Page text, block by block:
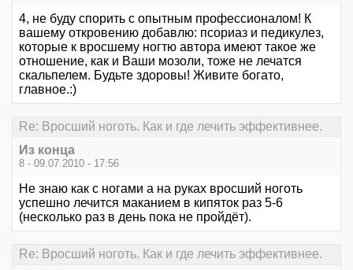
4, не буду спорить с опытным профессионалом! К
вашему откровению добавлю: псориаз и педикулез,
которые к вросшему ногтю автора имеют такое же
отношение, как и Ваши мозоли, тоже не лечатся
скальпелем. Будьте здоровы! Живите богато,
главное.:)
Re: Вросший ноготь. Как и где лечить эффективнее.
Из конца
8 - 09.07.2010 - 17:56
Не знаю как с ногами а на руках вросший ноготь
успешно лечится маканием в кипяток раз 5-6
(несколько раз в день пока не пройдёт).
Re: Вросший ноготь. Как и где лечить эффективнее.